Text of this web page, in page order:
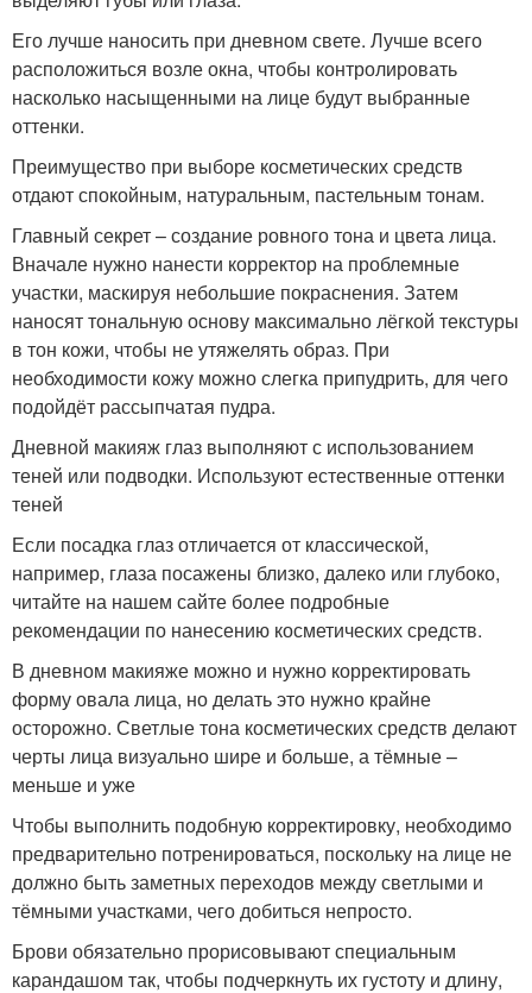
Его лучше наносить при дневном свете. Лучше всего
расположиться возле окна, чтобы контролировать
насколько насыщенными на лице будут выбранные
оттенки.
Преимущество при выборе косметических средств
отдают спокойным, натуральным, пастельным тонам.
Главный секрет – создание ровного тона и цвета лица.
Вначале нужно нанести корректор на проблемные
участки, маскируя небольшие покраснения. Затем
наносят тональную основу максимально лёгкой текстуры
в тон кожи, чтобы не утяжелять образ. При
необходимости кожу можно слегка припудрить, для чего
подойдёт рассыпчатая пудра.
Дневной макияж глаз выполняют с использованием
теней или подводки. Используют естественные оттенки
теней
Если посадка глаз отличается от классической,
например, глаза посажены близко, далеко или глубоко,
читайте на нашем сайте более подробные
рекомендации по нанесению косметических средств.
В дневном макияже можно и нужно корректировать
форму овала лица, но делать это нужно крайне
осторожно. Светлые тона косметических средств делают
черты лица визуально шире и больше, а тёмные –
меньше и уже
Чтобы выполнить подобную корректировку, необходимо
предварительно потренироваться, поскольку на лице не
должно быть заметных переходов между светлыми и
тёмными участками, чего добиться непросто.
Брови обязательно прорисовывают специальным
карандашом так, чтобы подчеркнуть их густоту и длину,